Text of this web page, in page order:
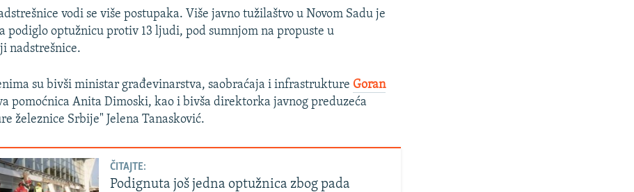
vodi se više postupaka. Više javno tužilaštvo u Novom Sadu je
podiglo optužnicu protiv 13 ljudi, pod sumnjom na propuste u
nadstrešnice.
su bivši ministar građevinarstva, saobraćaja i infrastrukture Goran
pomoćnica Anita Dimoski, kao i bivša direktorka javnog preduzeća
železnice Srbije" Jelena Tanasković.
ČITAJTE:
Podignuta još jedna optužnica zbog pada